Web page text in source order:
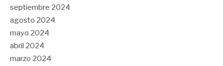
septiembre 2024
agosto 2024
mayo 2024
abril 2024
marzo 2024